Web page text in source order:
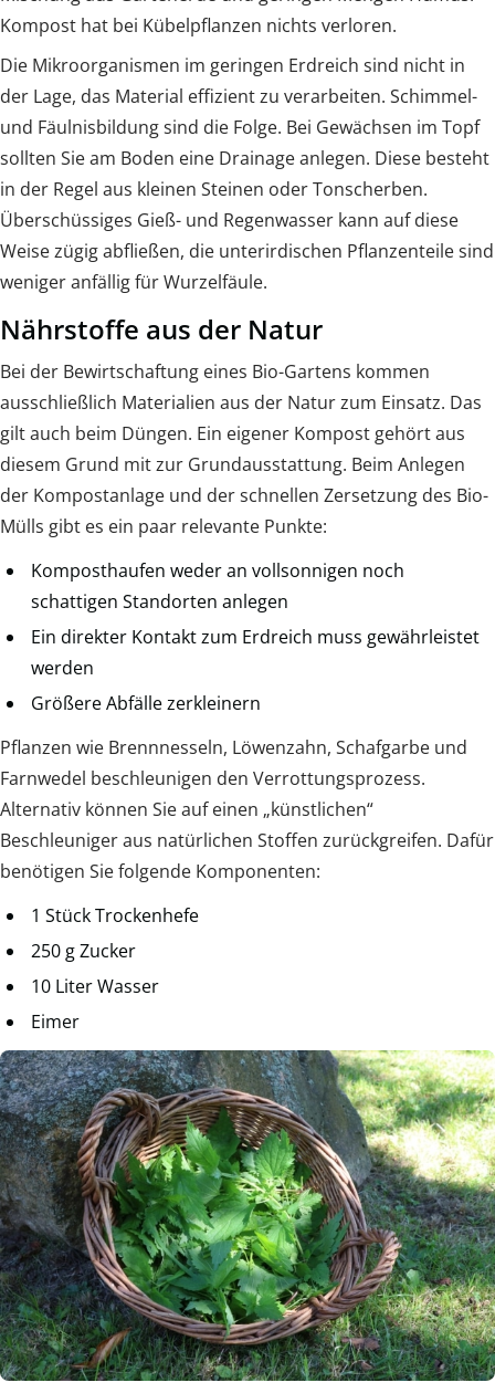
Kompost hat bei Kübelpflanzen nichts verloren.
Die Mikroorganismen im geringen Erdreich sind nicht in
der Lage, das Material effizient zu verarbeiten. Schimmel-
und Fäulnisbildung sind die Folge. Bei Gewächsen im Topf
sollten Sie am Boden eine Drainage anlegen. Diese besteht
in der Regel aus kleinen Steinen oder Tonscherben.
Überschüssiges Gieß- und Regenwasser kann auf diese
Weise zügig abfließen, die unterirdischen Pflanzenteile sind
weniger anfällig für Wurzelfäule.
Nährstoffe aus der Natur
Bei der Bewirtschaftung eines Bio-Gartens kommen
ausschließlich Materialien aus der Natur zum Einsatz. Das
gilt auch beim Düngen. Ein eigener Kompost gehört aus
diesem Grund mit zur Grundausstattung. Beim Anlegen
der Kompostanlage und der schnellen Zersetzung des Bio-
Mülls gibt es ein paar relevante Punkte:
Komposthaufen weder an vollsonnigen noch
schattigen Standorten anlegen
Ein direkter Kontakt zum Erdreich muss gewährleistet
werden
Größere Abfälle zerkleinern
Pflanzen wie Brennnesseln, Löwenzahn, Schafgarbe und
Farnwedel beschleunigen den Verrottungsprozess.
Alternativ können Sie auf einen „künstlichen“
Beschleuniger aus natürlichen Stoffen zurückgreifen. Dafür
benötigen Sie folgende Komponenten:
1 Stück Trockenhefe
250 g Zucker
10 Liter Wasser
Eimer